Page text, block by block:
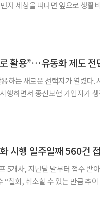
활용”…유동화 제도 전
하는 새로운 선택지가 열렸다.
행하면서 종신보험 가입자가
시행 일주일째 560건
5개사, 지난달 말부터 접수 받
, 취소할 수 있는 만큼 추이 지켜봐